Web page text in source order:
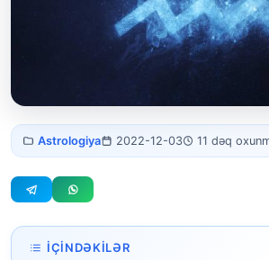
Dolça bürcü
kişisi
Astrologiya 2022-12-03 11 dəq
İÇINDƏKILƏR